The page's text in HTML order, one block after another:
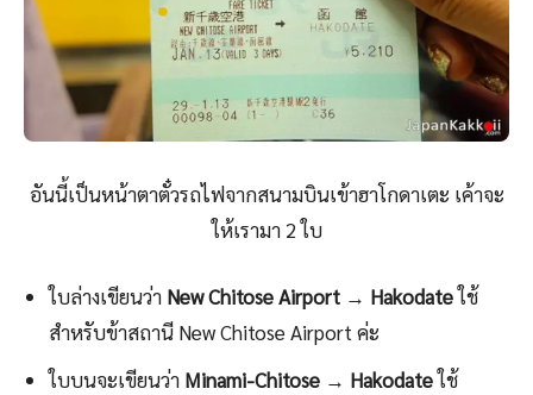
อันนี้เป็นหน้าตาตั๋วรถไฟจากสนามบินเข้าฮาโกดาเตะ เค้าจะ
ให้เรามา 2 ใบ
ใบล่างเขียนว่า New Chitose Airport → Hakodateใช้
สำหรับข้าสถานี New Chitose Airport ค่ะ
ใบบนจะเขียนว่า Minami-Chitose → Hakodateใช้